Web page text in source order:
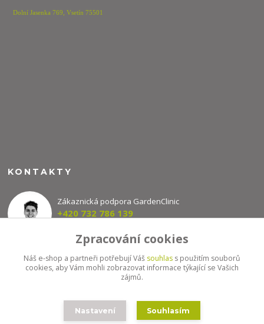
Dolní Jasenka 769,Vsetín 75501
KONTAKTY
Zákaznická podpora GardenClinic
+420 732 786 139
info@gardenclinic.cz
Zpracování cookies
Náš e-shop a partneři potřebují Váš souhlas s použitím souborů
cookies, aby Vám mohli zobrazovat informace týkající se Vašich
zájmů.
Nastavení Souhlasím